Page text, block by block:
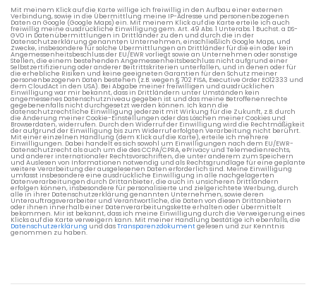
Mit meinem Klick auf die Karte willige ich freiwillig in den Aufbau einer externen
Verbindung, sowie in die Übermittlung meine IP-Adresse und personenbezogenen
Daten an Google (Google Maps) ein. Mit meinem Klick auf die Karte erteile ich auch
freiwillig meine ausdrückliche Einwilligung gem. Art. 49 Abs. 1 Unterabs. 1 Buchst. a DS-
GVO in Datenübermittlungen in Drittländer zu den und durch die in der
Datenschutzerklärung genannten Unternehmen, einschließlich Google Maps, und
Zwecke, insbesondere für solche Übermittlungen an Drittländer für die ein oder kein
Angemessenheitsbeschluss der EU/EWR vorliegt sowie an Unternehmen oder sonstige
Stellen, die einem bestehenden Angemessenheitsbeschluss nicht aufgrund einer
Selbstzertifizierung oder anderer Beitrittskriterien unterfallen, und in denen oder für
die erhebliche Risiken und keine geeigneten Garantien für den Schutz meiner
personenbezogenen Daten bestehen (z.B. wegen § 702 FISA, Executive Order EO12333 und
dem CloudAct in den USA). Bei Abgabe meiner freiwilligen und ausdrücklichen
Einwilligung war mir bekannt, dass in Drittländern unter Umständen kein
angemessenes Datenschutzniveau gegeben ist und das meine Betroffenenrechte
gegebenenfalls nicht durchgesetzt werden können. Ich kann die
datenschutzrechtliche Einwilligung jederzeit mit Wirkung für die Zukunft, z.B. durch
die Änderung meiner Cookie-Einstellungen oder das Löschen meiner Cookies und
Browserdaten, widerrufen. Durch den Widerruf der Einwilligung wird die Rechtmäßigkeit
der aufgrund der Einwilligung bis zum Widerruf erfolgten Verarbeitung nicht berührt.
Mit einer einzelnen Handlung (dem Klick auf die Karte), erteile ich mehrere
Einwilligungen. Dabei handelt es sich sowohl um Einwilligungen nach dem EU/EWR-
Datenschutzrecht als auch um die des CCPA/CPRA, ePrivacy und Telemedienrechts,
und anderer internationaler Rechtsvorschriften, die unter anderem zum Speichern
und Auslesen von Informationen notwendig und als Rechtsgrundlage für eine geplante
weitere Verarbeitung der ausgelesenen Daten erforderlich sind. Meine Einwilligung
umfasst insbesondere eine ausdrückliche Einwilligung in alle nachgelagerten
Datenverarbeitungen durch Drittanbieter, die auch in unsicheren Drittländern
erfolgen können, insbesondere für personalisierte und zielgerichtete Werbung, durch
alle in ihrer Datenschutzerklärung genannten Unternehmen, sowie deren
Unterauftragsverarbeiter und Verantwortliche, die Daten von diesen Drittanbietern
oder ihnen innerhalb einer Datenverarbeitungskette erhalten oder übermittelt
bekommen. Mir ist bekannt, dass ich meine Einwilligung durch die Verweigerung eines
Klicks auf die Karte verweigern kann. Mit meiner Handlung bestätige ich ebenfalls, die
Datenschutzerklärung und dasTransparenzdokumentgelesen und zur Kenntnis
genommen zu haben.